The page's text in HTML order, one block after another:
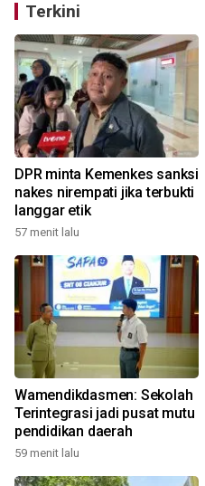
Terkini
DPR minta Kemenkes sanksi
nakes nirempati jika terbukti
langgar etik
57 menit lalu
Wamendikdasmen: Sekolah
Terintegrasi jadi pusat mutu
pendidikan daerah
59 menit lalu